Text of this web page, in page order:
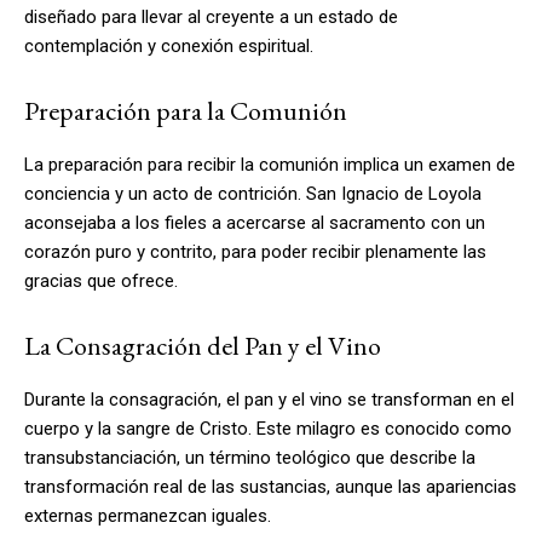
diseñado para llevar al creyente a un estado de
contemplación y conexión espiritual.
Preparación para la Comunión
La preparación para recibir la comunión implica un examen de
conciencia y un acto de contrición. San Ignacio de Loyola
aconsejaba a los fieles a acercarse al sacramento con un
corazón puro y contrito, para poder recibir plenamente las
gracias que ofrece.
La Consagración del Pan y el Vino
Durante la consagración, el pan y el vino se transforman en el
cuerpo y la sangre de Cristo. Este milagro es conocido como
transubstanciación, un término teológico que describe la
transformación real de las sustancias, aunque las apariencias
externas permanezcan iguales.